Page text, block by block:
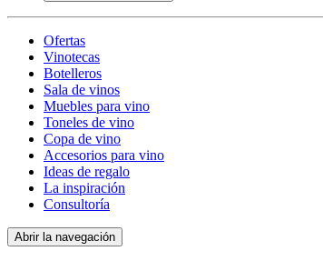
Ofertas
Vinotecas
Botelleros
Sala de vinos
Muebles para vino
Toneles de vino
Copa de vino
Accesorios para vino
Ideas de regalo
La inspiración
Consultoría
Abrir la navegación